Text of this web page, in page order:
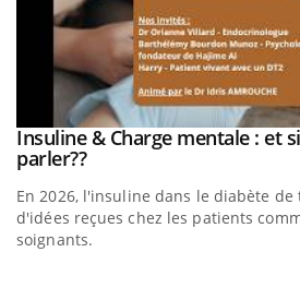
Youtube
Insuline & Charge mentale : et
parler??Youtube
En 2026, l'insuline dans le diabète
d'idées reçues chez les patients
soignants.